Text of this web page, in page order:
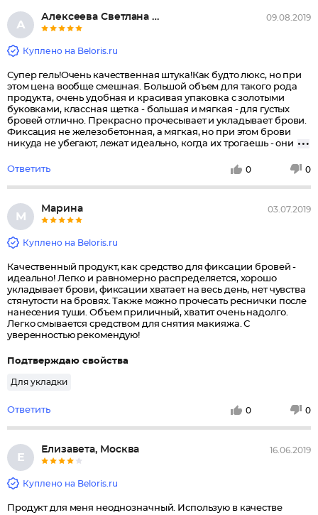
А
Алексеева Светлана Сергеевна 09.08.2019
Куплено на Beloris.ru
Супер гель!Очень качественная штука!Как будто люкс, но при
этом цена вообще смешная. Большой объем для такого рода
продукта, очень удобная и красивая упаковка с золотыми
буковками, классная щетка - большая и мягкая - для густых
бровей отлично. Прекрасно прочесывает и укладывает брови.
Фиксация не железобетонная, а мягкая, но при этом брови
никуда не убегают, лежат идеально, когда их трогаешь - они
Ответить 0 0
М
Марина 03.07.2019
Куплено на Beloris.ru
Качественный продукт, как средство для фиксации бровей -
идеально! Легко и равномерно распределяется, хорошо
укладывает брови, фиксации хватает на весь день, нет чувства
стянутости на бровях. Также можно прочесать реснички после
нанесения туши. Объем приличный, хватит очень надолго.
Легко смывается средством для снятия макияжа. С
уверенностью рекомендую!
Подтверждаю свойства
Для укладки
Ответить 0 0
Е
Елизавета, Москва 16.06.2019
Куплено на Beloris.ru
Продукт для меня неоднозначный. Использую в качестве